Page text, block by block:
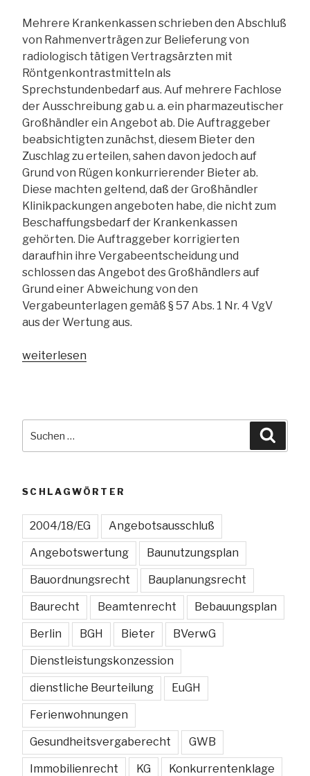
Mehrere Krankenkassen schrieben den Abschluß
von Rahmenverträgen zur Belieferung von
radiologisch tätigen Vertragsärzten mit
Röntgenkontrastmitteln als
Sprechstundenbedarf aus. Auf mehrere Fachlose
der Ausschreibung gab u. a. ein pharmazeutischer
Großhändler ein Angebot ab. Die Auftraggeber
beabsichtigten zunächst, diesem Bieter den
Zuschlag zu erteilen, sahen davon jedoch auf
Grund von Rügen konkurrierender Bieter ab.
Diese machten geltend, daß der Großhändler
Klinikpackungen angeboten habe, die nicht zum
Beschaffungsbedarf der Krankenkassen
gehörten. Die Auftraggeber korrigierten
daraufhin ihre Vergabeentscheidung und
schlossen das Angebot des Großhändlers auf
Grund einer Abweichung von den
Vergabeunterlagen gemäß § 57 Abs. 1 Nr. 4 VgV
aus der Wertung aus.
„Dürfen
angeboten
werden?“
weiterlesen
nach:
SCHLAGWÖRTER
2004/18/EG Angebotsausschluß
Angebotswertung Baunutzungsplan
Bauordnungsrecht Bauplanungsrecht
Baurecht Beamtenrecht Bebauungsplan
Berlin BGH Bieter BVerwG
Dienstleistungskonzession
dienstliche Beurteilung EuGH
Ferienwohnungen
Gesundheitsvergaberecht GWB
Immobilienrecht KG Konkurrentenklage